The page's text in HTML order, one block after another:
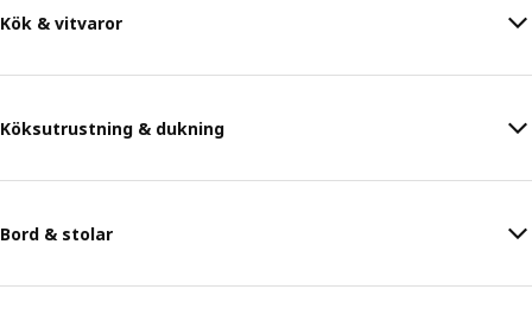
Kök & vitvaror
Köksutrustning & dukning
Bord & stolar